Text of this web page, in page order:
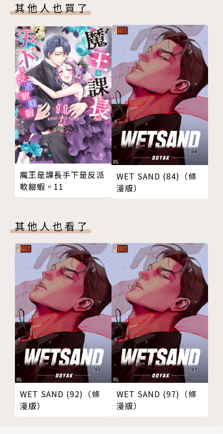
其他人也買了
魔王是課長手下是反派
軟腳蝦。11
WET SAND (84)（條
漫版）
其他人也看了
WET SAND (92)（條
漫版）
WET SAND (97)（條
漫版）